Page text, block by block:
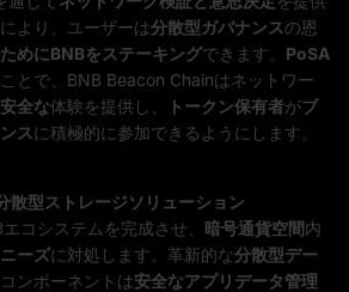
より、ユーザーは分散型ガバナンスの恩
めにBNBをステーキングできます。 PoSA
とで、BNB Beacon Chainはネットワー
安全な体験を提供し、 トークン保有者がブ
スに積極的に参加できるようにします。
散型ストレージソリューション
コシステムを完成させ、 暗号通貨空間内
ーズに対処します。革新的な分散型デー
ンポーネントは安全なアプリデータ管理